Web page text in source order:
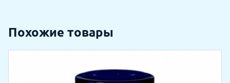
Похожие товары